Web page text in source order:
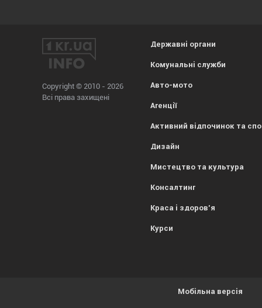
Copyright © 2010 - 2026
Всі права захищені
Державні органи
Комунальні служби
Авто-мото
Агенції
Активний відпочинок та
Дизайн
Мистецтво та культура
Консалтинг
Краса і здоров'я
Курси
Мобільна версія